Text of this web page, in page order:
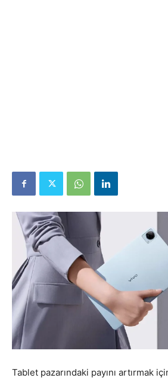
Tablet pazarındaki payını artırmak